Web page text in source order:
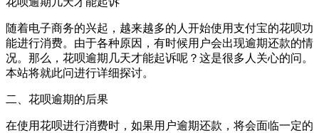
随着电子商务的兴起，越来越多的人开始使用支付宝的花呗功
能进行消费。由于各种原因，有时候用户会出现逾期还款的情
况。那么，花呗逾期几天才能起诉呢？这是很多人关心的问。
本站将就此问进行详细探讨。
二、花呗逾期的后果
在使用花呗进行消费时，如果用户逾期还款，将会面临一定的